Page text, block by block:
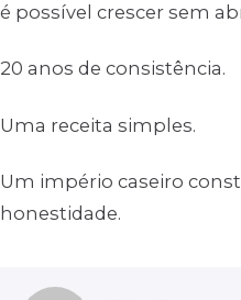
é possível crescer sem
20 anos de consistência.
Uma receita simples.
Um império caseiro
honestidade.